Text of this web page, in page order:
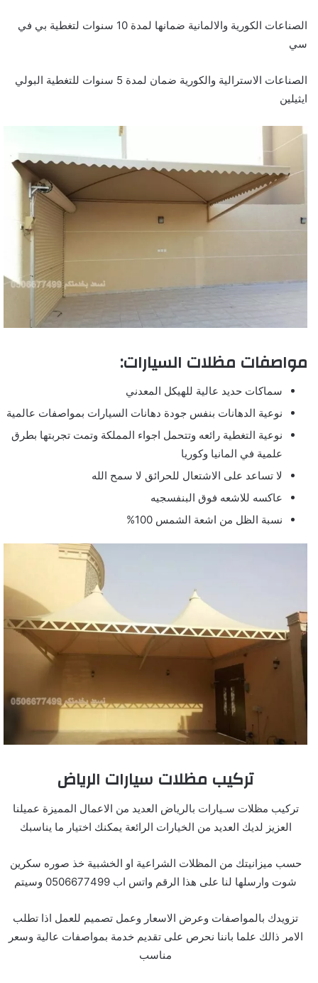
الصناعات الكورية والالمانية ضمانها لمدة 10 سنوات لتغطية بي في
سي
الصناعات الاسترالية والكورية ضمان لمدة 5 سنوات للتغطية البولي
ايثيلين
مواصفات مظلات السيارات:
سماكات حديد عالية للهيكل المعدني
نوعية الدهانات بنفس جودة دهانات السيارات بمواصفات عالمية
نوعية التغطية رائعه وتتحمل اجواء المملكة وتمت تجربتها بطرق
علمية في المانيا وكوريا
لا تساعد على الاشتعال للحرائق لا سمح الله
عاكسه للاشعه فوق البنفسجيه
نسبة الظل من اشعة الشمس 100%
تركيب مظلات سيارات الرياض
تركيب مظلات سـيارات بالرياض العديد من الاعمال المميزة عميلنا
العزيز لديك العديد من الخيارات الرائعة يمكنك اختيار ما يناسبك
حسب ميزانيتك من المظلات الشراعية او الخشبية خذ صوره سكرين
شوت وارسلها لنا على هذا الرقم واتس اب 0506677499 وسيتم
تزويدك بالمواصفات وعرض الاسعار وعمل تصميم للعمل اذا تطلب
الامر ذالك علما باننا نحرص على تقديم خدمة بمواصفات عالية وسعر
مناسب